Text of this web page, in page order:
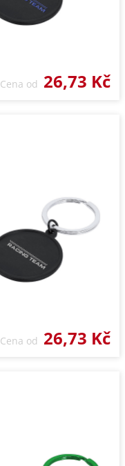
Cena od 26,73 Kč
Cena od 26,73 Kč